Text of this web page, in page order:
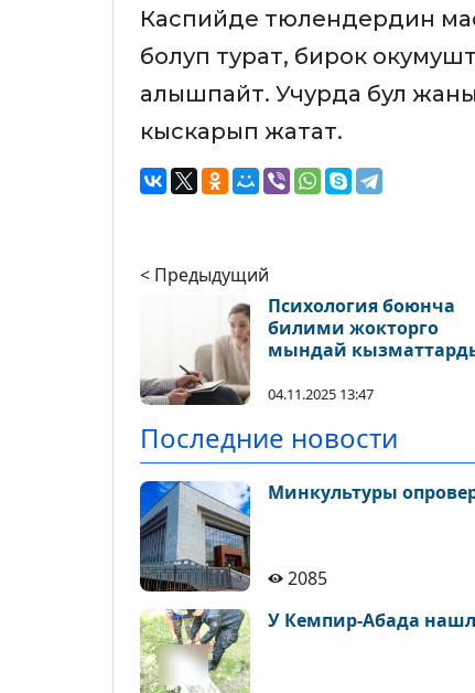
Каспийде тюлендердин
болуп турат, бирок
алышпайт. Учурда бул
кыскарып жатат.
< Предыдущий
Психология боюнча
билими жокторго
мындай
салынат
04.11.2025 13:47
Последние новости
Минкультуры
2085
У Кемпир-Абада